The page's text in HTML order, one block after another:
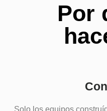
Por
Solo los equipos